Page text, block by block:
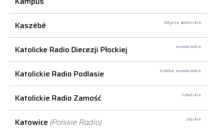
Kaszëbë Gdynia, pomorskie
Katolicke Radio Diecezji Płockiej mazowieckie
Katolickie Radio Podlasie Siedlce, mazowieckie
Katolickie Radio Zamość lubelskie
Katowice (Polskie Radio) śląskie